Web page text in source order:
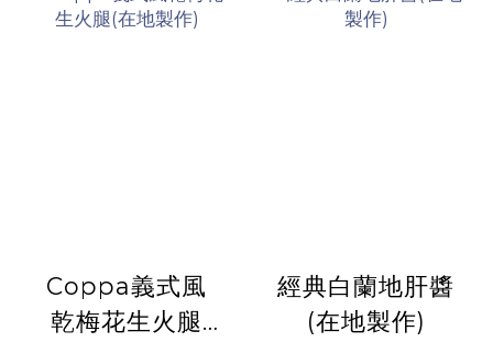
Coppa義式風
乾梅花生火腿
經典白蘭地肝醬
(在地製作)